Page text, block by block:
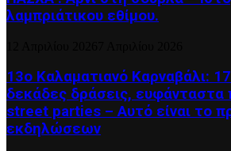
λαμπριάτικου εθίμου.
13ο Καλαματιανό Καρναβάλι:
δεκάδες δράσεις,
street parties – Αυτό είναι το
εκδηλώσεων